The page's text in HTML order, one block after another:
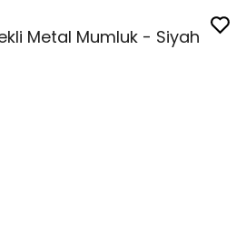
Metal Mumluk - Siyah